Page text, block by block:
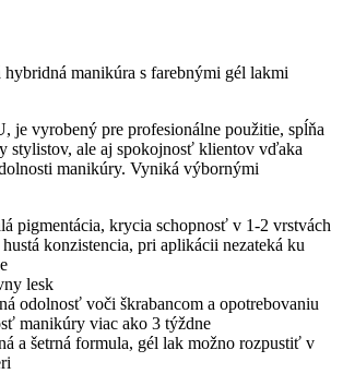
manikúra s farebnými gél lakmi
je vyrobený pre profesionálne použitie, spĺňa
stylistov, ale aj spokojnosť klientov vďaka
manikúry. Vyniká výbornými
pigmentácia, krycia schopnosť v 1-2 vrstvách
hustá konzistencia, pri aplikácii nezateká ku
lesk
odolnosť voči škrabancom a opotrebovaniu
manikúry viac ako 3 týždne
a šetrná formula, gél lak možno rozpustiť v